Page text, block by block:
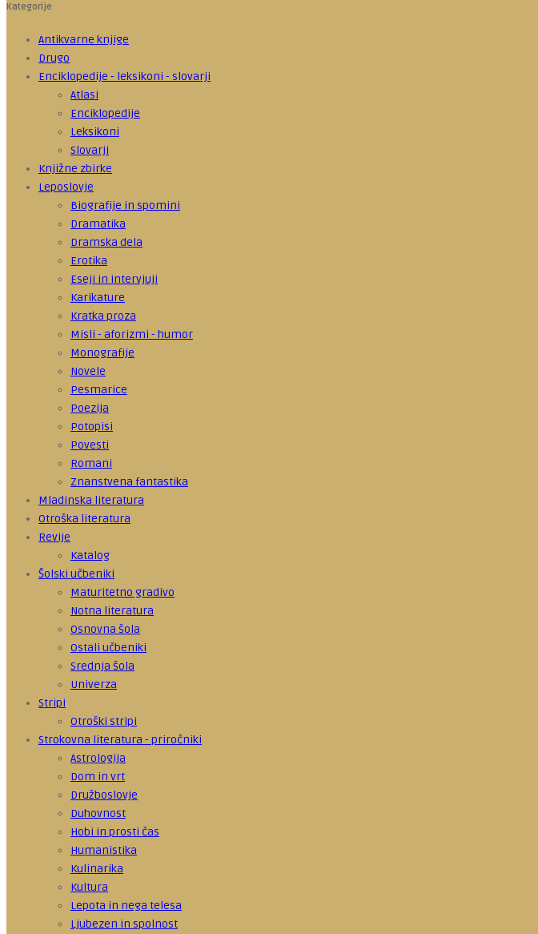
Kategorije
Antikvarne knjige
Drugo
Enciklopedije - leksikoni - slovarji
Atlasi
Enciklopedije
Leksikoni
Slovarji
Knjižne zbirke
Leposlovje
Biografije in spomini
Dramatika
Dramska dela
Erotika
Eseji in intervjuji
Karikature
Kratka proza
Misli - aforizmi - humor
Monografije
Novele
Pesmarice
Poezija
Potopisi
Povesti
Romani
Znanstvena fantastika
Mladinska literatura
Otroška literatura
Revije
Katalog
Šolski učbeniki
Maturitetno gradivo
Notna literatura
Osnovna šola
Ostali učbeniki
Srednja šola
Univerza
Stripi
Otroški stripi
Strokovna literatura - priročniki
Astrologija
Dom in vrt
Družboslovje
Duhovnost
Hobi in prosti čas
Humanistika
Kulinarika
Kultura
Lepota in nega telesa
Ljubezen in spolnost